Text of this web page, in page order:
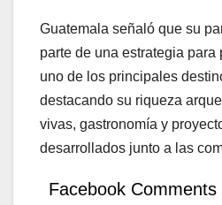
Guatemala señaló que su
parte de una estrategia
uno de los principales
destacando su riqueza
vivas, gastronomía y
desarrollados junto a las
Facebook Comments